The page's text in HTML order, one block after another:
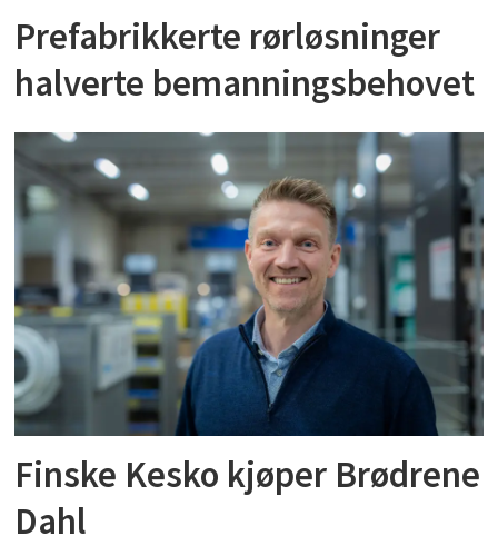
Prefabrikkerte rørløsninger
halverte bemanningsbehovet
Finske Kesko kjøper Brødrene
Dahl